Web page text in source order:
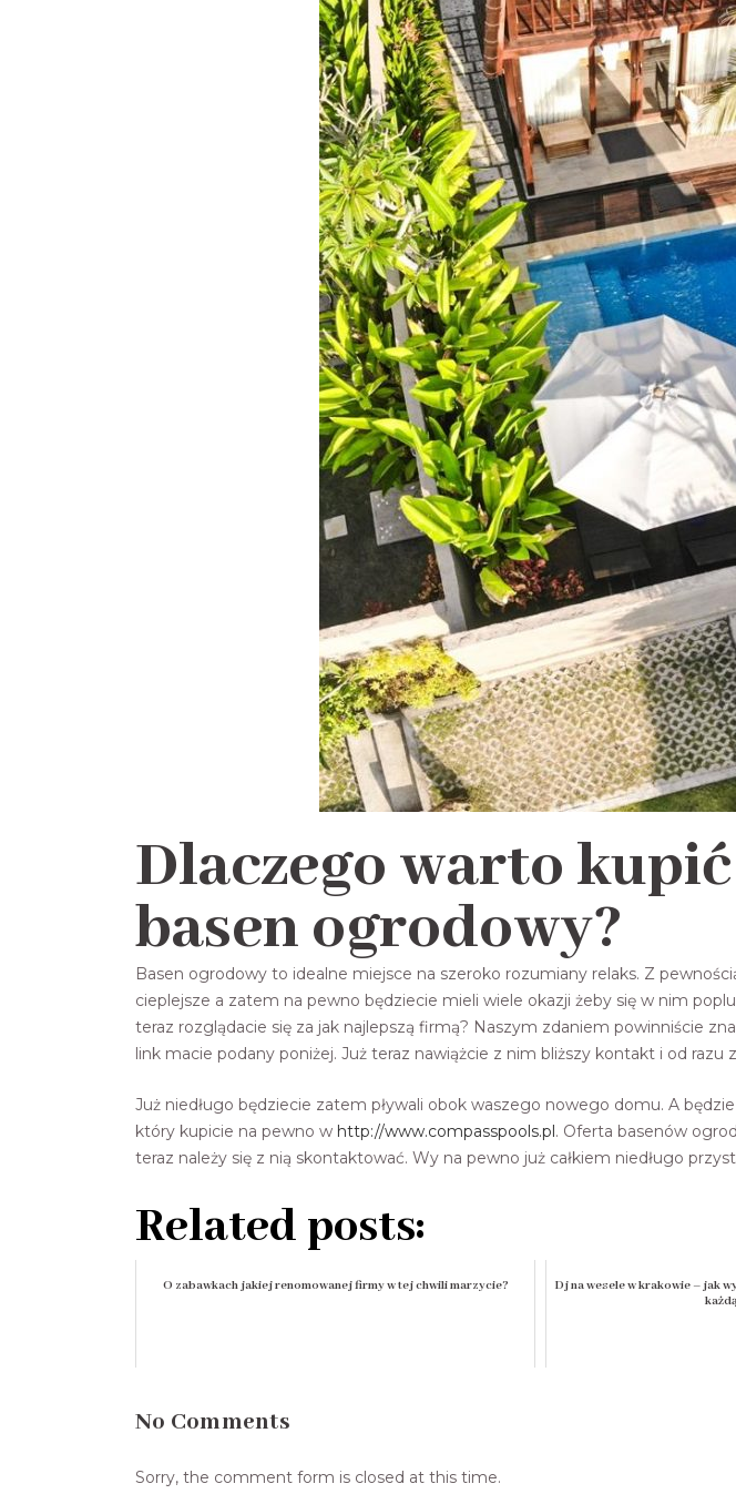
Dlaczego warto
basen ogrodowy?
Basen ogrodowy to idealne miejsce na szeroko rozumiany relaks. Z
cieplejsze a zatem na pewno będziecie mieli wiele okazji żeby się w nim
teraz rozglądacie się za jak najlepszą firmą? Naszym zdaniem powinniście
link macie podany poniżej. Już teraz nawiążcie z nim bliższy kontakt i od
Już niedługo będziecie zatem pływali obok waszego nowego domu. A
który kupicie na pewno w http://www.compasspools.pl. Oferta basenów
teraz należy się z nią skontaktować. Wy na pewno już całkiem niedługo
Related posts:
O zabawkach jakiej renomowanej firmy w tej chwili marzycie?
Dj na wesele w krakowie – jak
No Comments
Sorry, the comment form is closed at this time.